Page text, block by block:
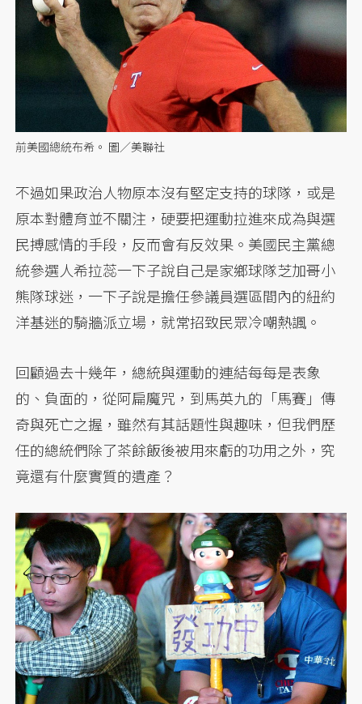
前美國總統布希。 圖／美聯社
不過如果政治人物原本沒有堅定支持的球隊，或是
原本對體育並不關注，硬要把運動拉進來成為與選
民搏感情的手段，反而會有反效果。美國民主黨總
統參選人希拉蕊一下子說自己是家鄉球隊芝加哥小
熊隊球迷，一下子說是擔任參議員選區間內的紐約
洋基迷的騎牆派立場，就常招致民眾冷嘲熱諷。
回顧過去十幾年，總統與運動的連結每每是表象
的、負面的，從阿扁魔咒，到馬英九的「馬賽」傳
奇與死亡之握，雖然有其話題性與趣味，但我們歷
任的總統們除了茶餘飯後被用來虧的功用之外，究
竟還有什麼實質的遺產？